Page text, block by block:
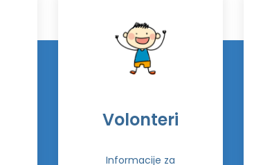
Volonteri
Informacije za